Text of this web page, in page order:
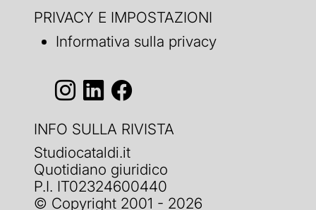
PRIVACY E IMPOSTAZIONI
Informativa sulla privacy
INFO SULLA RIVISTA
Studiocataldi.it
Quotidiano giuridico
P.I. IT02324600440
© Copyright 2001 - 2026